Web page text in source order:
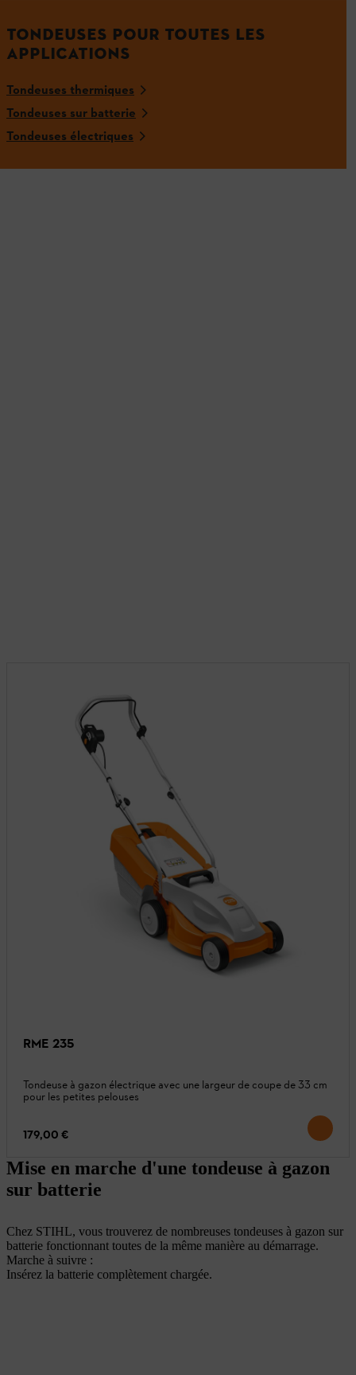
TONDEUSES POUR TOUTES LES
APPLICATIONS
Tondeuses thermiques
Tondeuses sur batterie
Tondeuses électriques
RME 235
Tondeuse à gazon électrique avec une largeur de coupe de 33 cm
pour les petites pelouses
179,00 €
Mise en marche d'une tondeuse à gazon
sur batterie
Chez STIHL, vous trouverez de nombreuses tondeuses à gazon sur
batterie fonctionnant toutes de la même manière au démarrage.
Marche à suivre :
Insérez la batterie complètement chargée.